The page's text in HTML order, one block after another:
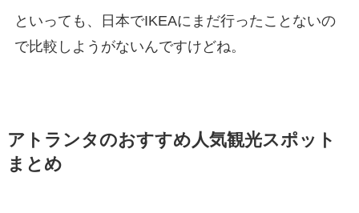
といっても、日本でIKEAにまだ行ったことないの
で比較しようがないんですけどね。
アトランタのおすすめ人気観光スポット
まとめ